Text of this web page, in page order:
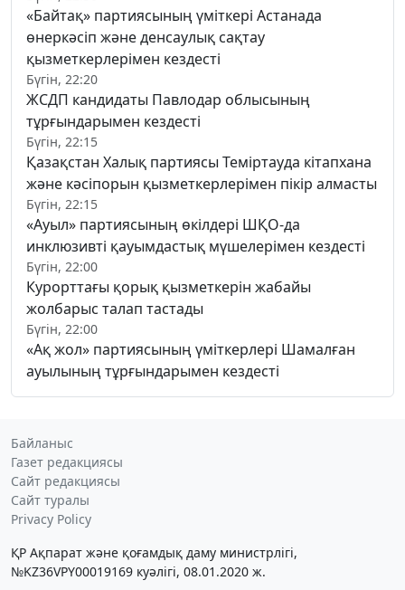
«Байтақ» партиясының үміткері Астанада
өнеркәсіп және денсаулық сақтау
қызметкерлерімен кездесті
Бүгін, 22:20
ЖСДП кандидаты Павлодар облысының
тұрғындарымен кездесті
Бүгін, 22:15
Қазақстан Халық партиясы Теміртауда кітапхана
және кәсіпорын қызметкерлерімен пікір алмасты
Бүгін, 22:15
«Ауыл» партиясының өкілдері ШҚО-да
инклюзивті қауымдастық мүшелерімен кездесті
Бүгін, 22:00
Курорттағы қорық қызметкерін жабайы
жолбарыс талап тастады
Бүгін, 22:00
«Ақ жол» партиясының үміткерлері Шамалған
ауылының тұрғындарымен кездесті
Байланыс
Газет редакциясы
Сайт редакциясы
Сайт туралы
Privacy Policy
ҚР Ақпарат және қоғамдық даму министрлігі,
№KZ36VPY00019169 куәлігі, 08.01.2020 ж.